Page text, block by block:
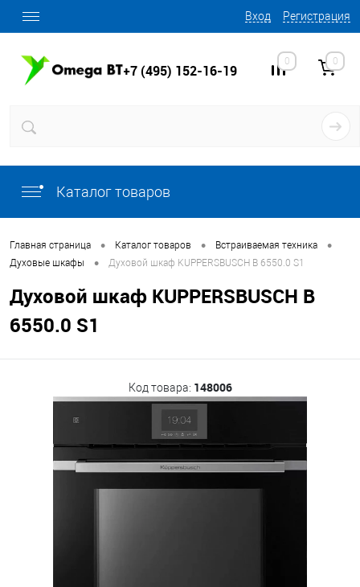
Вход Регистрация
+7 (495) 152-16-19
0 0
Каталог товаров
Главная страница • Каталог товаров • Встраиваемая техника •
Духовые шкафы • Духовой шкаф KUPPERSBUSCH B 6550.0 S1
Духовой шкаф KUPPERSBUSCH B
6550.0 S1
Код товара: 148006